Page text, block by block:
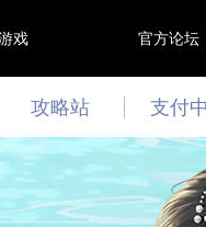
官方论坛
戏
攻略站
游戏资讯
攻略心得
支付